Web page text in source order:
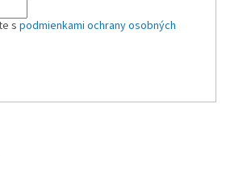
s podmienkami ochrany osobných